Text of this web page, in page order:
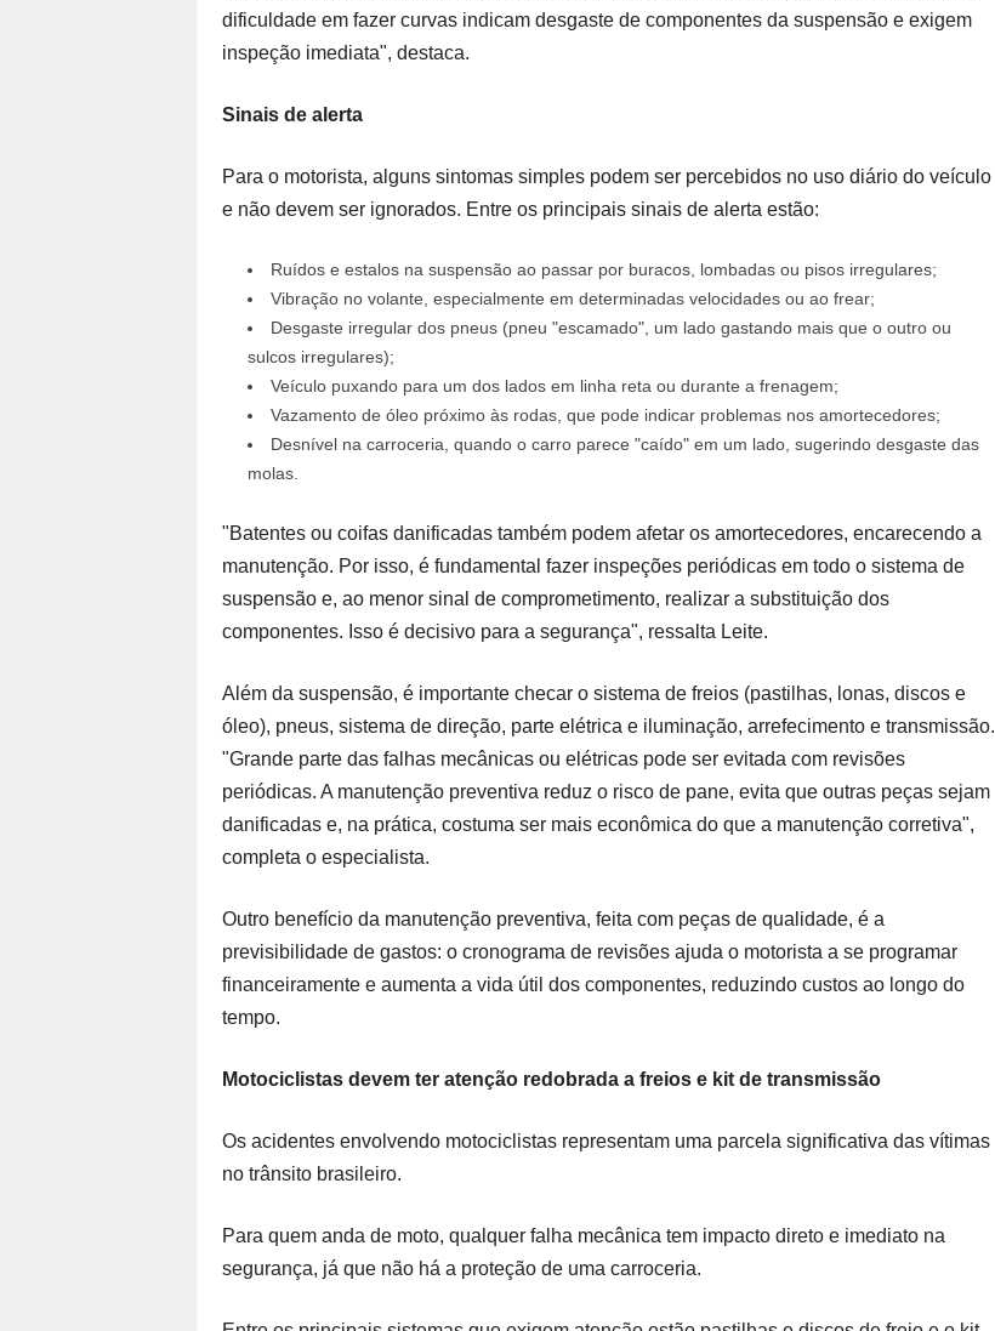
dificuldade em fazer curvas indicam desgaste de componentes da suspensão e exigem
inspeção imediata", destaca.
Sinais de alerta
Para o motorista, alguns sintomas simples podem ser percebidos no uso diário do veículo
e não devem ser ignorados. Entre os principais sinais de alerta estão:
Ruídos e estalos na suspensão ao passar por buracos, lombadas ou pisos irregulares;
Vibração no volante, especialmente em determinadas velocidades ou ao frear;
Desgaste irregular dos pneus (pneu "escamado", um lado gastando mais que o outro ou
sulcos irregulares);
Veículo puxando para um dos lados em linha reta ou durante a frenagem;
Vazamento de óleo próximo às rodas, que pode indicar problemas nos amortecedores;
Desnível na carroceria, quando o carro parece "caído" em um lado, sugerindo desgaste das
molas.
"Batentes ou coifas danificadas também podem afetar os amortecedores, encarecendo a
manutenção. Por isso, é fundamental fazer inspeções periódicas em todo o sistema de
suspensão e, ao menor sinal de comprometimento, realizar a substituição dos
componentes. Isso é decisivo para a segurança", ressalta Leite.
Além da suspensão, é importante checar o sistema de freios (pastilhas, lonas, discos e
óleo), pneus, sistema de direção, parte elétrica e iluminação, arrefecimento e transmissão.
"Grande parte das falhas mecânicas ou elétricas pode ser evitada com revisões
periódicas. A manutenção preventiva reduz o risco de pane, evita que outras peças sejam
danificadas e, na prática, costuma ser mais econômica do que a manutenção corretiva",
completa o especialista.
Outro benefício da manutenção preventiva, feita com peças de qualidade, é a
previsibilidade de gastos: o cronograma de revisões ajuda o motorista a se programar
financeiramente e aumenta a vida útil dos componentes, reduzindo custos ao longo do
tempo.
Motociclistas devem ter atenção redobrada a freios e kit de transmissão
Os acidentes envolvendo motociclistas representam uma parcela significativa das vítimas
no trânsito brasileiro.
Para quem anda de moto, qualquer falha mecânica tem impacto direto e imediato na
segurança, já que não há a proteção de uma carroceria.